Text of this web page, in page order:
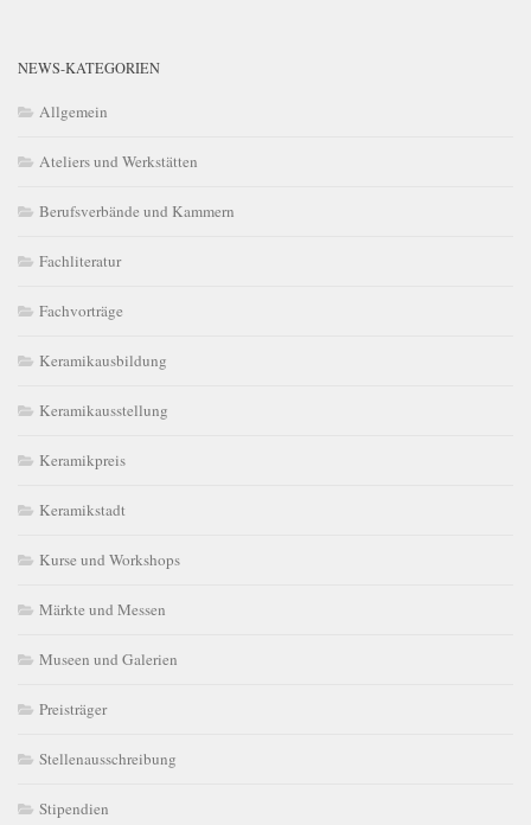
NEWS-KATEGORIEN
Allgemein
Ateliers und Werkstätten
Berufsverbände und Kammern
Fachliteratur
Fachvorträge
Keramikausbildung
Keramikausstellung
Keramikpreis
Keramikstadt
Kurse und Workshops
Märkte und Messen
Museen und Galerien
Preisträger
Stellenausschreibung
Stipendien